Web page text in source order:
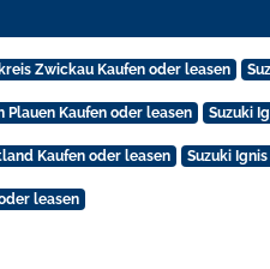
Zwickau Kaufen oder leasen
Plauen Kaufen oder leasen Suzuki
Kaufen oder leasen Suzuki
leasen